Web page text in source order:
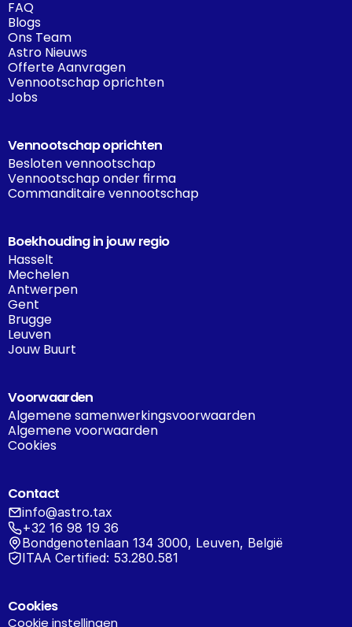
FAQ
Blogs
Ons Team
Astro Nieuws
Offerte Aanvragen
Vennootschap oprichten
Jobs
Vennootschap oprichten
Besloten vennootschap
Vennootschap onder firma
Commanditaire vennootschap
Boekhouding in jouw regio
Hasselt
Mechelen
Antwerpen
Gent
Brugge
Leuven
Jouw Buurt
Voorwaarden
Algemene samenwerkingsvoorwaarden
Algemene voorwaarden
Cookies
Contact
info@astro.tax
+32 16 98 19 36
Bondgenotenlaan 134 3000, Leuven, België
ITAA Certified: 53.280.581
Cookies
Cookie instellingen